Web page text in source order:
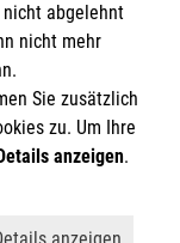
nicht abgelehnt
nicht mehr
Sie zusätzlich
zu. Um Ihre
Details anzeigen.